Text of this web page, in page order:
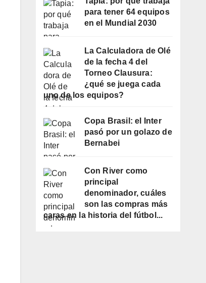
para tener 64 equipos
en el Mundial 2030
La Calculadora de Olé
de la fecha 4 del
Torneo Clausura:
¿qué se juega cada
uno de los equipos?
Copa Brasil: el Inter
pasó por un golazo de
Bernabei
Con River como
principal
denominador, cuáles
son las compras más
caras en la historia del fútbol...